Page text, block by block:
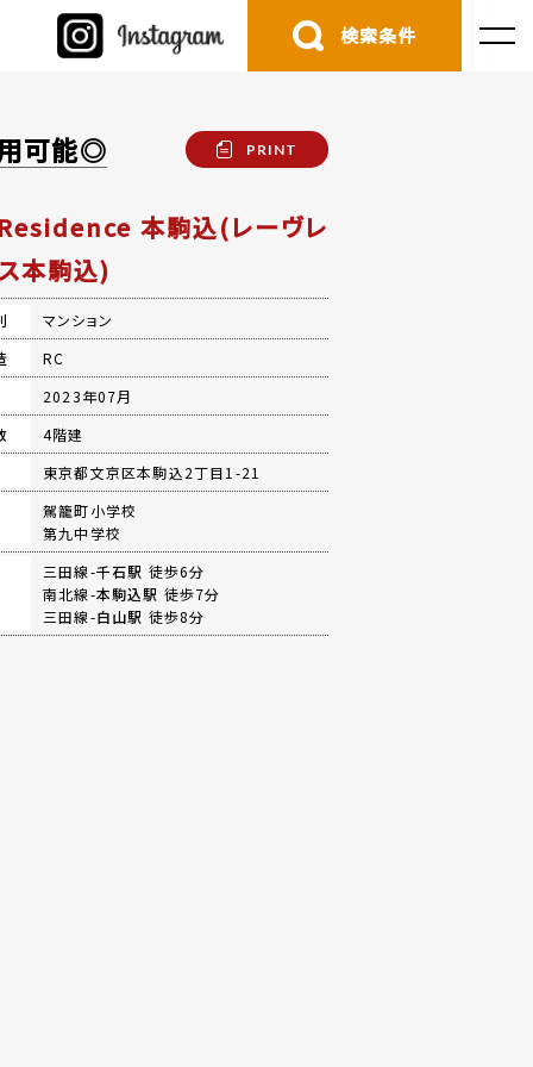
検索条件
用可能◎ PRINT
本駒込(レーヴレ
本駒込)
マンション
RC
2023年07月
4階建
東京都文京区本駒込2丁目1-21
駕籠町小学校
第九中学校
三田線-千石駅 徒歩6分
南北線-本駒込駅 徒歩7分
三田線-白山駅 徒歩8分